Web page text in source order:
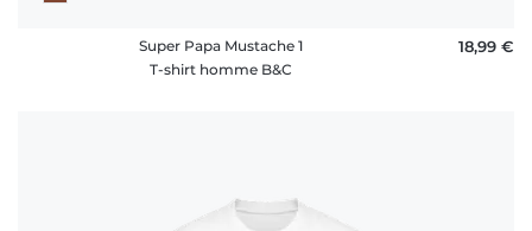
Super Papa Mustache 1
T-shirt homme B&C
18,99 €